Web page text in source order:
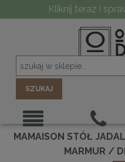
Kliknij teraz i
SZUKAJ
MAMAISON STÓŁ
MARMUR /